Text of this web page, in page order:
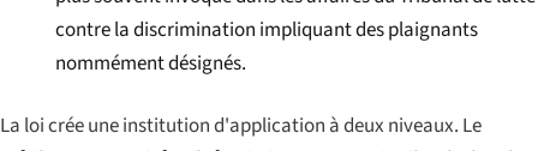
contre la discrimination impliquant des plaignants
nommément désignés.
La loi crée une institution d'application à deux niveaux. Le